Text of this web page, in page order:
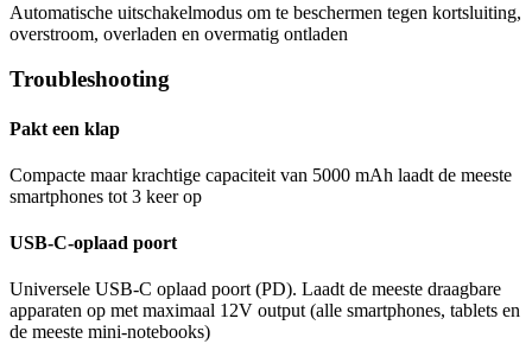
Automatische uitschakelmodus om te beschermen tegen kortsluiting,
overstroom, overladen en overmatig ontladen
Troubleshooting
Pakt een klap
Compacte maar krachtige capaciteit van 5000 mAh laadt de meeste
smartphones tot 3 keer op
USB-C-oplaad poort
Universele USB-C oplaad poort (PD). Laadt de meeste draagbare
apparaten op met maximaal 12V output (alle smartphones, tablets en
de meeste mini-notebooks)